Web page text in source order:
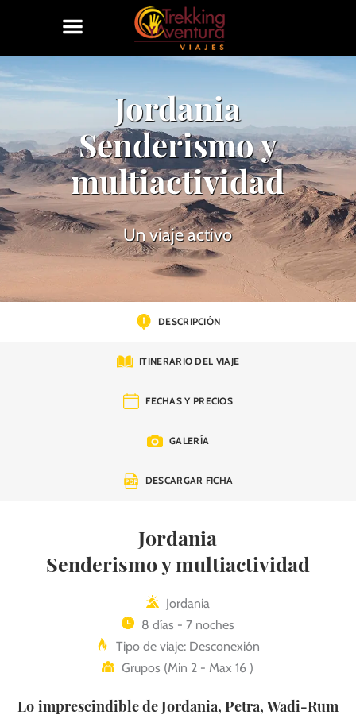
Jordania
Senderismo y
multiactividad
Un viaje activo
DESCRIPCIÓN
ITINERARIO DEL VIAJE
FECHAS Y PRECIOS
GALERÍA
DESCARGAR FICHA
Jordania
Senderismo y multiactividad
Jordania
8 días - 7 noches
Tipo de viaje: Desconexión
Grupos (Min 2 - Max 16 )
Lo imprescindible de Jordania, Petra, Wadi-Rum